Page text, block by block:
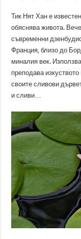
Тик Нят Хан е
обяснява живота.
съвременни
Франция, близо до
миналия век.
преподава
своите сливови
и сливи…